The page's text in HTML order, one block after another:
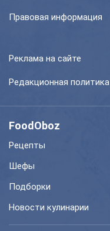
Правовая информация
Реклама на сайте
Редакционная политика
FoodOboz
Рецепты
Шефы
Подборки
Новости кулинарии